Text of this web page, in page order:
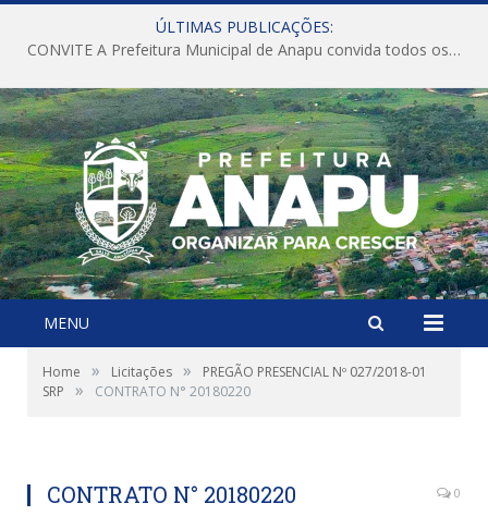
ÚLTIMAS PUBLICAÇÕES:
CONVITE A Prefeitura Municipal de Anapu convida todos os servidores públicos municipais para participarem da Audiência Pública de discussão da Lei de Diretrizes Orçamentárias (LDO), importante instrumento de planejamento das ações e investimentos da Administração Pública para o próximo exercício financeiro.
MENU
Home » Licitações »
PREGÃO PRESENCIAL Nº 027/2018-01
SRP
» CONTRATO N° 20180220
CONTRATO N° 20180220 0